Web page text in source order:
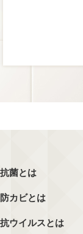
抗菌とは
防カビとは
抗ウイルスとは